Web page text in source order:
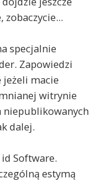
zobaczycie...
specjalnie
Zapowiedzi
jeżeli macie
witrynie
niepublikowanych
dalej.
Software.
estymą